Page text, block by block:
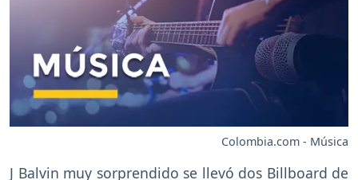
Colombia.com - Música
J Balvin muy sorprendido se llevó dos Billboard de